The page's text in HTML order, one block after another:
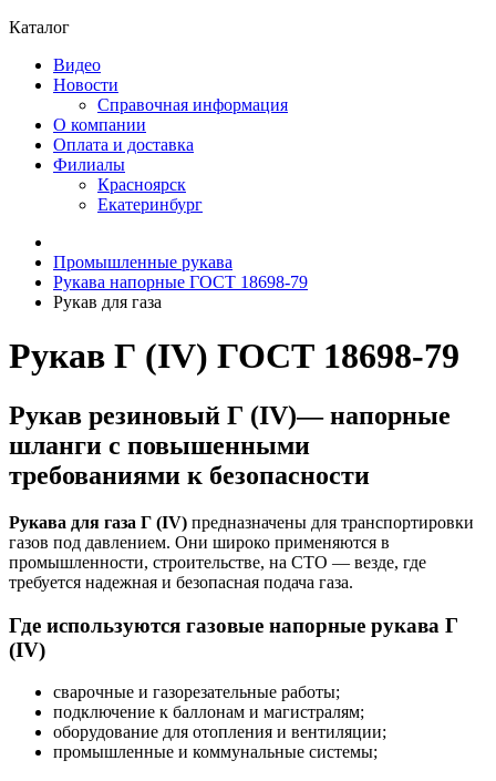
Каталог
Видео
Новости
Справочная информация
О компании
Оплата и доставка
Филиалы
Красноярск
Екатеринбург
Промышленные рукава
Рукава напорные ГОСТ 18698-79
Рукав для газа
Рукав Г (IV) ГОСТ 18698-79
Рукав резиновый Г (IV)— напорные
шланги с повышенными
требованиями к безопасности
Рукава для газа Г (IV) предназначены для транспортировки
газов под давлением. Они широко применяются в
промышленности, строительстве, на СТО — везде, где
требуется надежная и безопасная подача газа.
Где используются газовые напорные рукава Г
(IV)
сварочные и газорезательные работы;
подключение к баллонам и магистралям;
оборудование для отопления и вентиляции;
промышленные и коммунальные системы;